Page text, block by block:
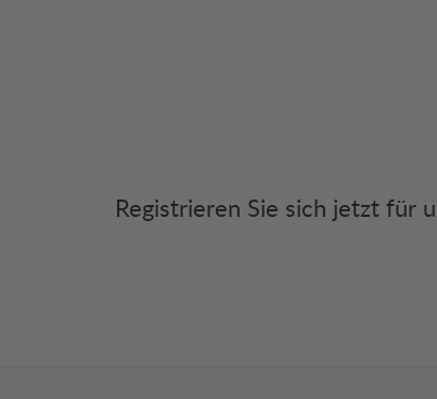
Registrieren Sie sich jetzt für